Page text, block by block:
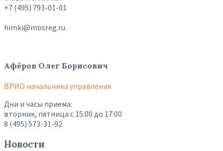
+7 (495) 793-01-01
himki@mosreg.ru
Афёров Олег Борисович
ВРИО начальника управления
Дни и часы приема:
вторник, пятница с 15:00 до 17:00
8 (495) 573-31-92
Новости